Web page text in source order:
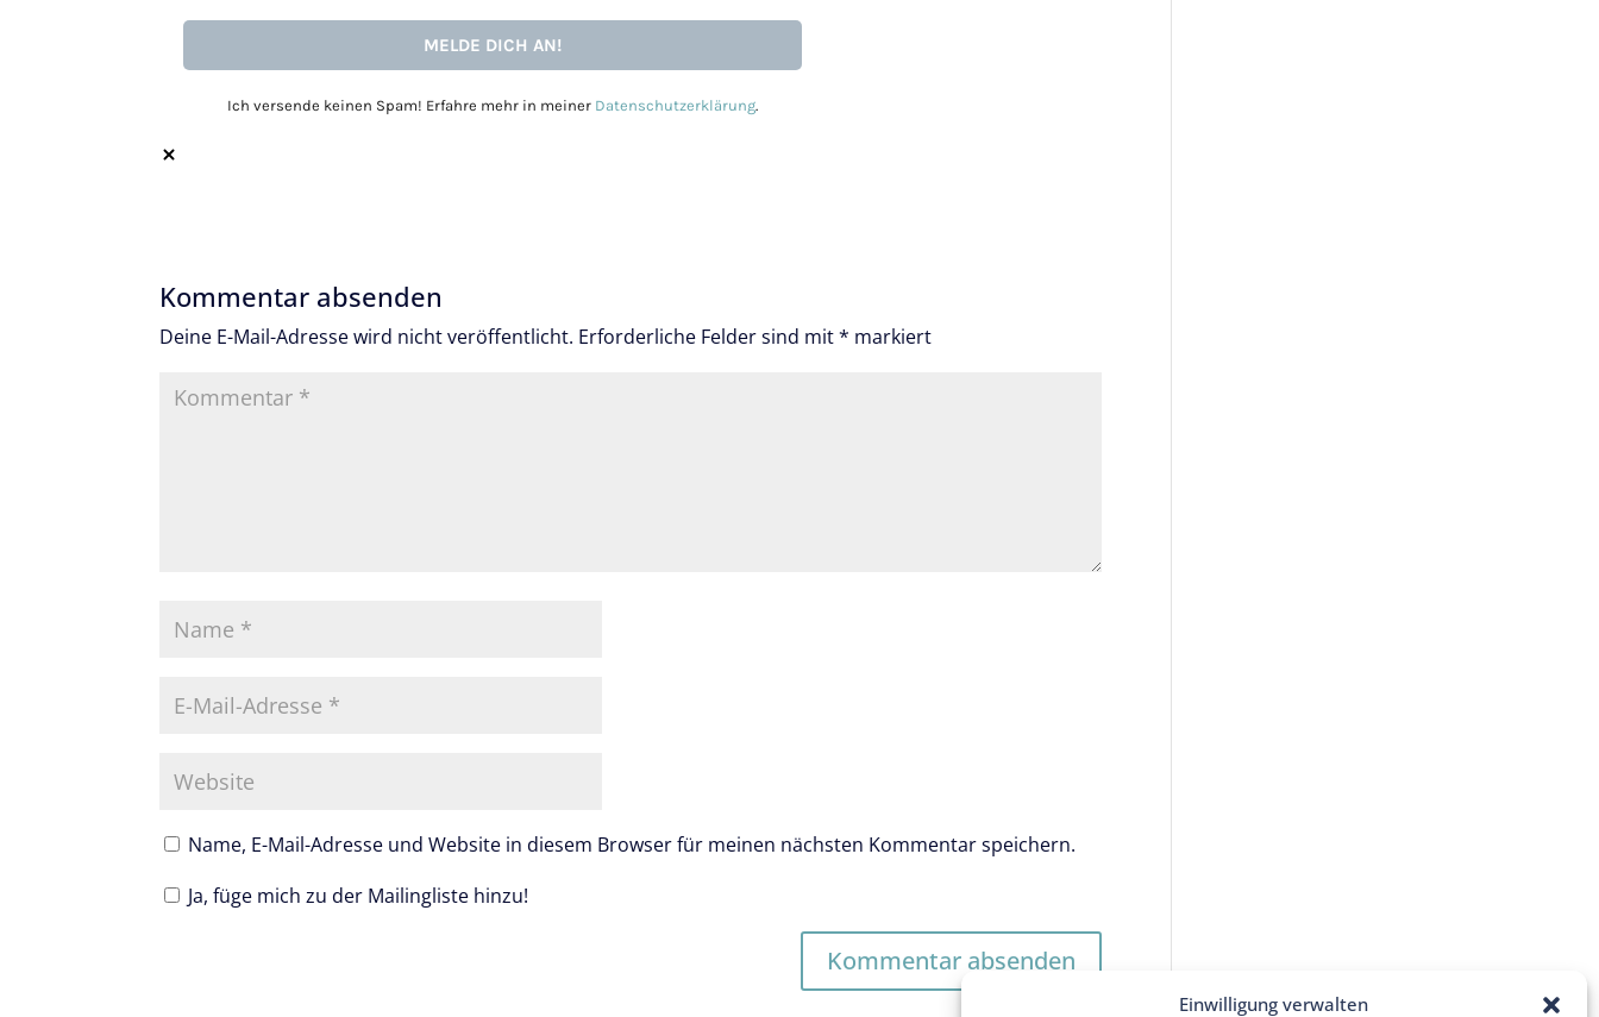
Einwilligung verwalten
Ich versende keinen Spam! Erfahre mehr in meiner Datenschutzerklärung.
Kommentar absenden
Deine E-Mail-Adresse wird nicht veröffentlicht. Erforderliche Felder sind mit* markiert
Name, E-Mail-Adresse und Website in diesem Browser für meinen nächsten Kommentar speichern.
Ja, füge mich zu der Mailingliste hinzu!